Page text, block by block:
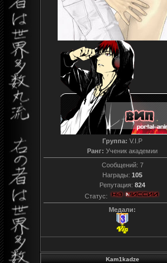
Группа: V.I.P
Ранг: Ученик академии
Сообщений: 7
Награды: 105
Репутация: 824
Статус:
Медали:
Kam1kadze